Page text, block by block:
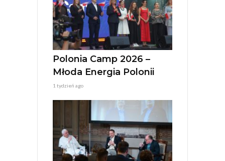
Polonia Camp 2026 –
Młoda Energia Polonii
1 tydzień ago